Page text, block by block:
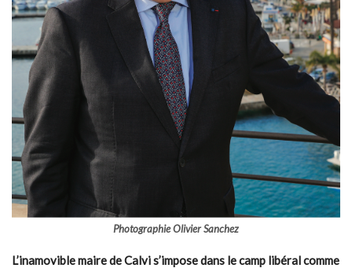
PhotographieOlivier Sanchez
L’inamovible maire de Calvi s’impose dans le camp libéral comme